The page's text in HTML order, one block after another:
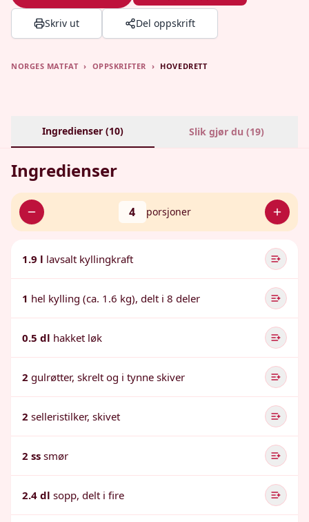
Skriv ut Del oppskrift
NORGES MATFAT › OPPSKRIFTER › HOVEDRETT
Ingredienser (10) Slik gjør du (19)
Ingredienser
4 porsjoner
1.9 l lavsalt kyllingkraft
1 hel kylling (ca. 1.6 kg), delt i 8 deler
0.5 dl hakket løk
2 gulrøtter, skrelt og i tynne skiver
2 selleristilker, skivet
2 ss smør
2.4 dl sopp, delt i fire